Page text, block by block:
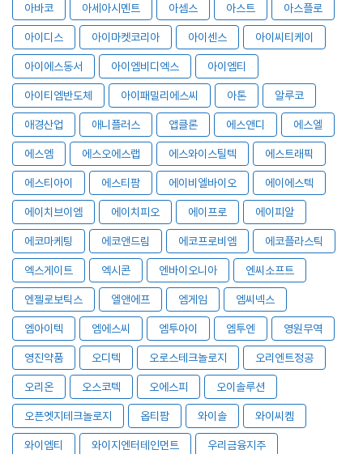
아바코 아세아시멘트 아셈스 아스트 아스플로
아이디스 아이마켓코리아 아이센스 아이씨티케이
아이에스동서 아이엠비디엑스 아이엠티
아이티엠반도체 아이패밀리에스씨 아톤 알루코
애경산업 애니플러스 앱클론 에스앤디 에스엘
에스엠 에스오에스랩 에스와이스틸텍 에스트래픽
에스티아이 에스티팜 에이비엘바이오 에이에스텍
에이치브이엠 에이치피오 에이프로 에이피알
에코마케팅 에코앤드림 에코프로비엠 에코플라스틱
엑스게이트 엑시콘 엔바이오니아 엔씨소프트
엔젤로보틱스 엘앤에프 엠게임 엠씨넥스
엠아이텍 엠에스씨 엠투아이 엠투엔 영원무역
영진약품 오디텍 오로스테크놀로지 오리엔트정공
오리온 오스코텍 오에스피 오이솔루션
오픈엣지테크놀로지 옵티팜 와이솔 와이씨켐
와이엠티 와이지엔터테인먼트 우리금융지주